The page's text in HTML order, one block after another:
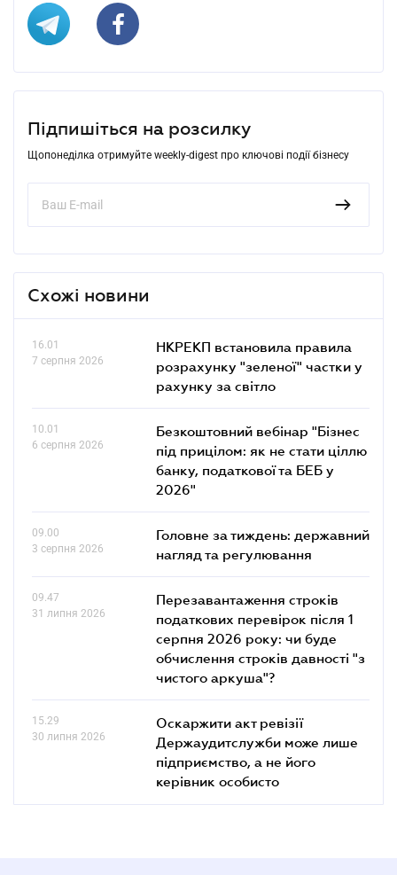
Підпишіться на розсилку
Щопонеділка отримуйте weekly-digest про ключові події бізнесу
Схожі новини
16.01
7 серпня 2026
НКРЕКП встановила правила
розрахунку "зеленої" частки у
рахунку за світло
10.01
6 серпня 2026
Безкоштовний вебінар "Бізнес
під прицілом: як не стати ціллю
банку, податкової та БЕБ у
2026"
09.00
3 серпня 2026
Головне за тиждень: державний
нагляд та регулювання
09.47
31 липня 2026
Перезавантаження строків
податкових перевірок після 1
серпня 2026 року: чи буде
обчислення строків давності "з
чистого аркуша"?
15.29
30 липня 2026
Оскаржити акт ревізії
Держаудитслужби може лише
підприємство, а не його
керівник особисто